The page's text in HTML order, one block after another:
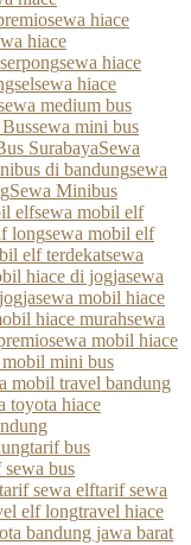
sewa hiace
hiace
sewa hiace
sewa hiace
medium bus
sewa mini bus
SurabayaSewa
di bandungsewa
Sewa Minibus
elfsewa mobil elf
longsewa mobil elf
elf terdekatsewa
hiace di jogjasewa
sewa mobil hiace
hiace murahsewa
sewa mobil hiace
mobil mini bus
mobil travel bandung
toyota hiace
tarif bus
sewa bus
tarif sewa elftarif sewa
elf longtravel hiace
bandung jawa barat